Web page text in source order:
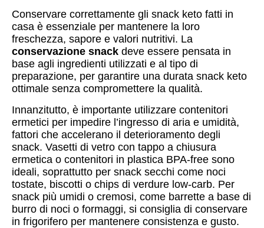
Conservare correttamente gli snack keto fatti in
casa è essenziale per mantenere la loro
freschezza, sapore e valori nutritivi. La
conservazione snack deve essere pensata in
base agli ingredienti utilizzati e al tipo di
preparazione, per garantire una durata snack keto
ottimale senza compromettere la qualità.
Innanzitutto, è importante utilizzare contenitori
ermetici per impedire l’ingresso di aria e umidità,
fattori che accelerano il deterioramento degli
snack. Vasetti di vetro con tappo a chiusura
ermetica o contenitori in plastica BPA-free sono
ideali, soprattutto per snack secchi come noci
tostate, biscotti o chips di verdure low-carb. Per
snack più umidi o cremosi, come barrette a base di
burro di noci o formaggi, si consiglia di conservare
in frigorifero per mantenere consistenza e gusto.